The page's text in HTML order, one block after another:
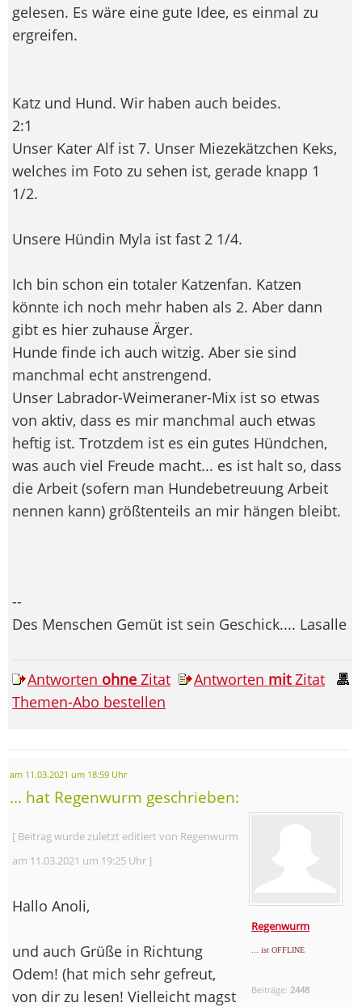
gelesen. Es wäre eine gute Idee, es einmal zu
ergreifen.
Katz und Hund. Wir haben auch beides.
2:1
Unser Kater Alf ist 7. Unser Miezekätzchen Keks,
welches im Foto zu sehen ist, gerade knapp 1
1/2.
Unsere Hündin Myla ist fast 2 1/4.
Ich bin schon ein totaler Katzenfan. Katzen
könnte ich noch mehr haben als 2. Aber dann
gibt es hier zuhause Ärger.
Hunde finde ich auch witzig. Aber sie sind
manchmal echt anstrengend.
Unser Labrador-Weimeraner-Mix ist so etwas
von aktiv, dass es mir manchmal auch etwas
heftig ist. Trotzdem ist es ein gutes Hündchen,
was auch viel Freude macht... es ist halt so, dass
die Arbeit (sofern man Hundebetreuung Arbeit
nennen kann) größtenteils an mir hängen bleibt.
--
Des Menschen Gemüt ist sein Geschick.... Lasalle
Antworten ohne Zitat Antworten mitZitat
Themen-Abo bestellen
am 11.03.2021 um 18:59 Uhr
... hat Regenwurm geschrieben:
Regenwurm
... ist OFFLINE
Beiträge: 2448
[ Beitrag wurde zuletzt editiert von Regenwurm
am 11.03.2021 um 19:25 Uhr ]
Hallo Anoli,
und auch Grüße in Richtung
Odem! (hat mich sehr gefreut,
von dir zu lesen! Vielleicht magst